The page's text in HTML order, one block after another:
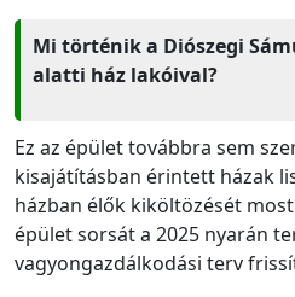
Mi történik a Diószegi
alatti ház lakóival?
Ez az épület továbbra sem
kisajátításban érintett házak
házban élők kiköltözését
épület sorsát a 2025 nyarán
vagyongazdálkodási terv